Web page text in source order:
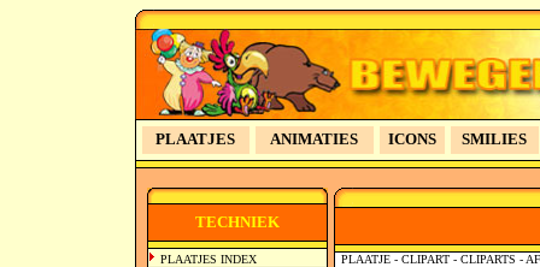
PLAATJES ANIMATIES ICONS SMILIES
TECHNIEK
PLAATJES INDEX PLAATJE - CLIPART - CLIPARTS -